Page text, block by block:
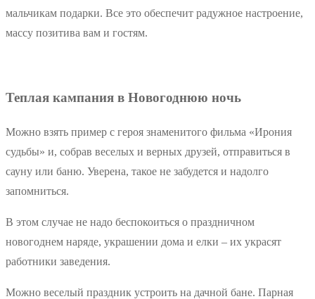
мальчикам подарки. Все это обеспечит радужное настроение,
массу позитива вам и гостям.
Теплая кампания в Новогоднюю ночь
Можно взять пример с героя знаменитого фильма «Ирония
судьбы» и, собрав веселых и верных друзей, отправиться в
сауну или баню. Уверена, такое не забудется и надолго
запомниться.
В этом случае не надо беспокоиться о праздничном
новогоднем наряде, украшении дома и елки – их украсят
работники заведения.
Можно веселый праздник устроить на дачной бане. Парная